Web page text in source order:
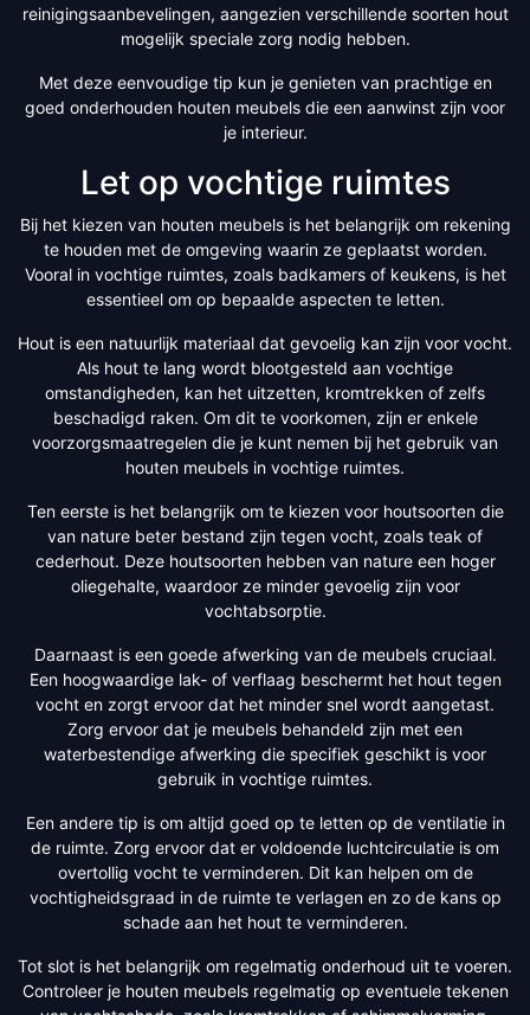
reinigingsaanbevelingen, aangezien verschillende soorten hout
mogelijk speciale zorg nodig hebben.
Met deze eenvoudige tip kun je genieten van prachtige en
goed onderhouden houten meubels die een aanwinst zijn voor
je interieur.
Let op vochtige ruimtes
Bij het kiezen van houten meubels is het belangrijk om rekening
te houden met de omgeving waarin ze geplaatst worden.
Vooral in vochtige ruimtes, zoals badkamers of keukens, is het
essentieel om op bepaalde aspecten te letten.
Hout is een natuurlijk materiaal dat gevoelig kan zijn voor vocht.
Als hout te lang wordt blootgesteld aan vochtige
omstandigheden, kan het uitzetten, kromtrekken of zelfs
beschadigd raken. Om dit te voorkomen, zijn er enkele
voorzorgsmaatregelen die je kunt nemen bij het gebruik van
houten meubels in vochtige ruimtes.
Ten eerste is het belangrijk om te kiezen voor houtsoorten die
van nature beter bestand zijn tegen vocht, zoals teak of
cederhout. Deze houtsoorten hebben van nature een hoger
oliegehalte, waardoor ze minder gevoelig zijn voor
vochtabsorptie.
Daarnaast is een goede afwerking van de meubels cruciaal.
Een hoogwaardige lak- of verflaag beschermt het hout tegen
vocht en zorgt ervoor dat het minder snel wordt aangetast.
Zorg ervoor dat je meubels behandeld zijn met een
waterbestendige afwerking die specifiek geschikt is voor
gebruik in vochtige ruimtes.
Een andere tip is om altijd goed op te letten op de ventilatie in
de ruimte. Zorg ervoor dat er voldoende luchtcirculatie is om
overtollig vocht te verminderen. Dit kan helpen om de
vochtigheidsgraad in de ruimte te verlagen en zo de kans op
schade aan het hout te verminderen.
Tot slot is het belangrijk om regelmatig onderhoud uit te voeren.
Controleer je houten meubels regelmatig op eventuele tekenen